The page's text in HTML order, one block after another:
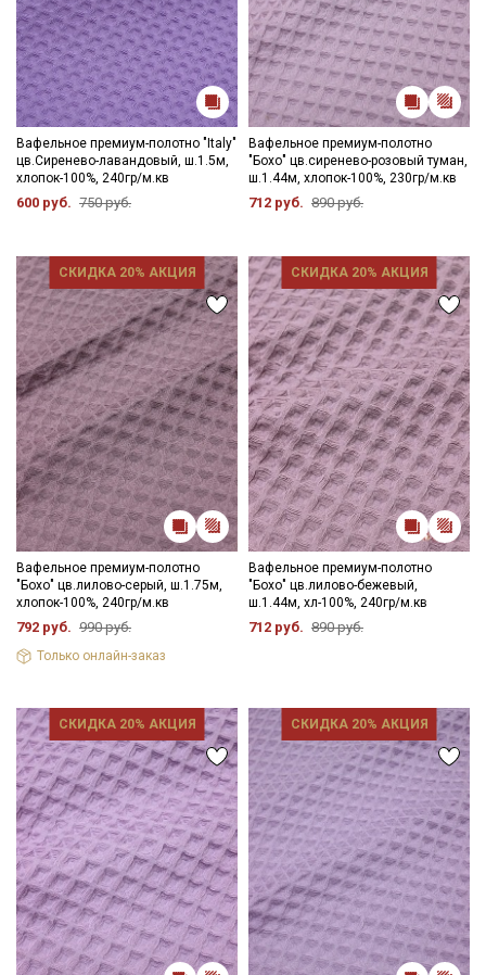
Вафельное премиум-полотно "Italy"
цв.Сиренево-лавандовый, ш.1.5м,
хлопок-100%, 240гр/м.кв
600 руб. 750 руб.
Вафельное премиум-полотно
"Бохо" цв.сиренево-розовый туман,
ш.1.44м, хлопок-100%, 230гр/м.кв
712 руб. 890 руб.
СКИДКА 20% АКЦИЯ
Вафельное премиум-полотно
"Бохо" цв.лилово-серый, ш.1.75м,
хлопок-100%, 240гр/м.кв
792 руб. 990 руб.
Только онлайн-заказ
СКИДКА 20% АКЦИЯ
Вафельное премиум-полотно
"Бохо" цв.лилово-бежевый,
ш.1.44м, хл-100%, 240гр/м.кв
712 руб. 890 руб.
СКИДКА 20% АКЦИЯ СКИДКА 20% АКЦИЯ